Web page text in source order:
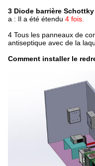
3 Diode barrière Schottky
a : Il a été étendu 4 fois.
4 Tous les panneaux de
antiseptique avec de la
Comment installer le